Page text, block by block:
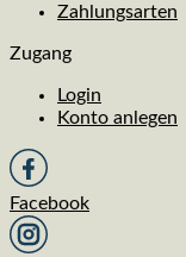
Zahlungsarten
Zugang
Login
Konto anlegen
Facebook